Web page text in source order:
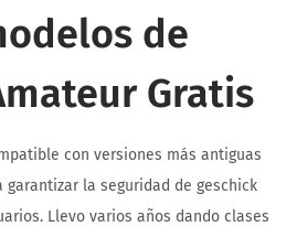
de
Gratis
con versiones más antiguas
garantizar la seguridad de geschick
Llevo varios años dando clases